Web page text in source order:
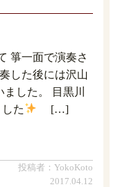
箏一面で演奏さ
した後には沢山
した。 目黒川
た
[…]
投稿者：YokoKoto
2017.04.12